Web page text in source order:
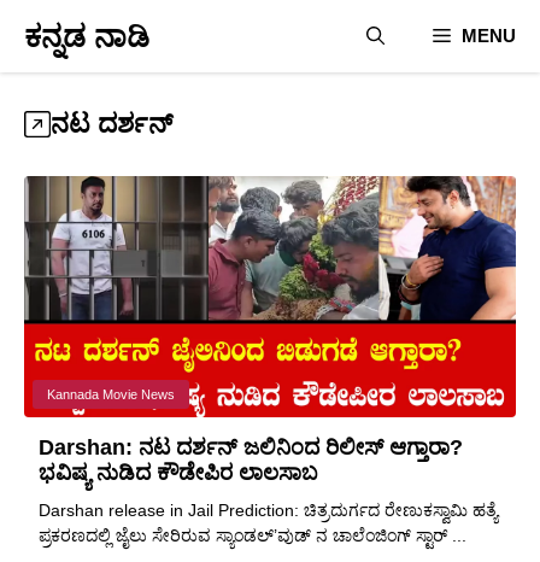
content
ಕನ್ನಡ ನಾಡಿ MENU
ನಟ ದರ್ಶನ್
Kannada Movie News
Darshan: ನಟ ದರ್ಶನ್ ಜಲಿನಿಂದ ರಿಲೀಸ್ ಆಗ್ತಾರಾ?
ಭವಿಷ್ಯ ನುಡಿದ ಕೌಡೇಪಿರ ಲಾಲಸಾಬ
Darshan release in Jail Prediction: ಚಿತ್ರದುರ್ಗದ ರೇಣುಕಸ್ವಾಮಿ ಹತ್ಯೆ
ಪ್ರಕರಣದಲ್ಲಿ ಜೈಲು ಸೇರಿರುವ ಸ್ಯಾಂಡಲ್’ವುಡ್ ನ ಚಾಲೆಂಜಿಂಗ್ ಸ್ಟಾರ್ ...